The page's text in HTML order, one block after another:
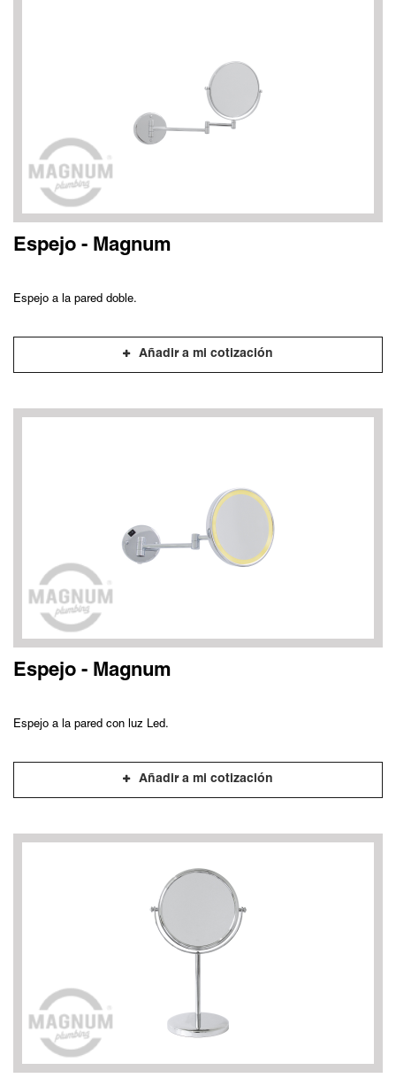
Espejo - Magnum
Espejo a la pared doble.
Añadir a mi cotización
Espejo - Magnum
Espejo a la pared con luz Led.
Añadir a mi cotización